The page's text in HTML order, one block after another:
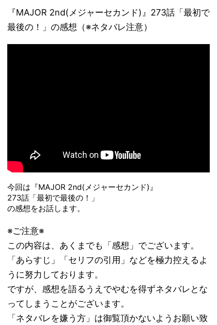
『MAJOR 2nd(メジャーセカンド)』273話「最初で
最後の！」の感想（※ネタバレ注意）
今回は『MAJOR 2nd(メジャーセカンド)』
273話「最初で最後の！」
の感想をお話します。
※ご注意※
この内容は、あくまでも「感想」でございます。
「あらすじ」「セリフの引用」などを極力控えるよ
うに努力しております。
ですが、感想を語るうえでやむを得ずネタバレとな
ってしまうことがございます。
「ネタバレを嫌う方」は御覧頂かないようお願い致